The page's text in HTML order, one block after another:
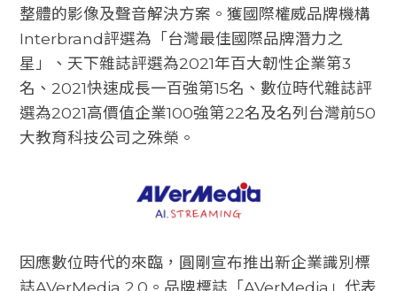
整體的影像及聲音解決方案。獲國際權威品牌機構
Interbrand評選為「台灣最佳國際品牌潛力之
星」、天下雜誌評選為2021年百大韌性企業第3
名、2021快速成長一百強第15名、數位時代雜誌評
選為2021高價值企業100強第22名及名列台灣前50
大教育科技公司之殊榮。
因應數位時代的來臨，圓剛宣布推出新企業識別標
誌AVerMedia 2.0。品牌標誌「AVerMedia」代表